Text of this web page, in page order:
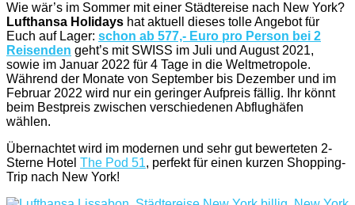
Wie wär’s im Sommer mit einer Städtereise nach New York?
Lufthansa Holidays hat aktuell dieses tolle Angebot für
Euch auf Lager: schon ab 577,- Euro pro Person bei 2
Reisenden geht’s mit SWISS im Juli und August 2021,
sowie im Januar 2022 für 4 Tage in die Weltmetropole.
Während der Monate von September bis Dezember und im
Februar 2022 wird nur ein geringer Aufpreis fällig. Ihr könnt
beim Bestpreis zwischen verschiedenen Abflughäfen
wählen.
Übernachtet wird im modernen und sehr gut bewerteten 2-
Sterne Hotel The Pod 51, perfekt für einen kurzen Shopping-
Trip nach New York!